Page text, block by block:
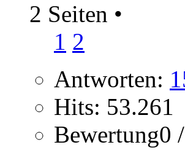
2 Seiten •
1 2
Antworten:
Hits: 53.261
Bewertung0